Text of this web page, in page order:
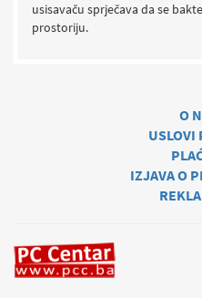
usisavaču sprječava da se
prostoriju.
O
USLOVI
IZJAVA O